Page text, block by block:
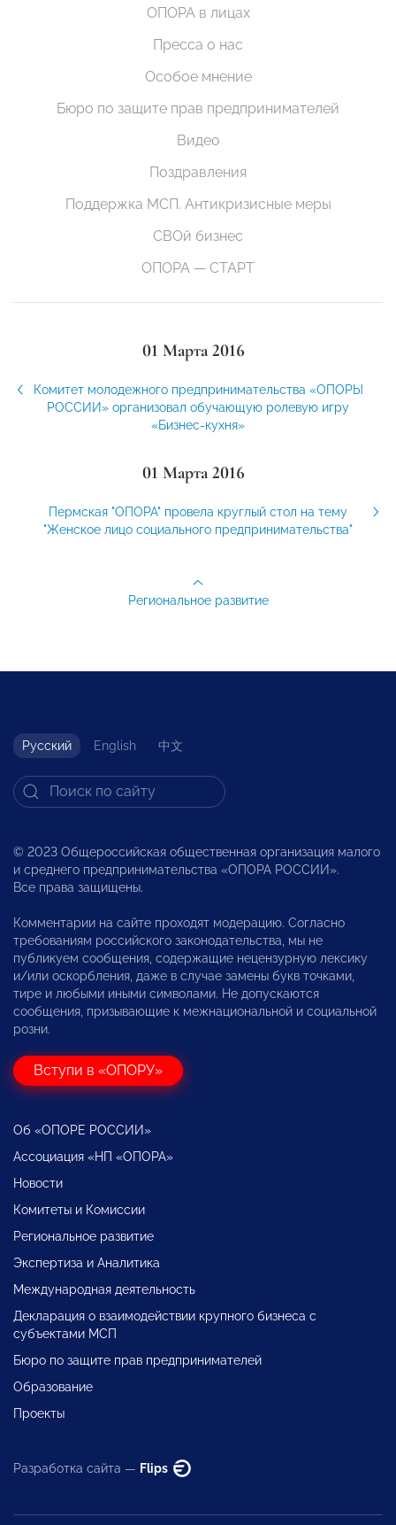
ОПОРА в лицах
Пресса о нас
Особое мнение
Бюро по защите прав предпринимателей
Видео
Поздравления
Поддержка МСП. Антикризисные меры
СВОй бизнес
ОПОРА — СТАРТ
01 Марта 2016
Комитет молодежного предпринимательства «ОПОРЫ
РОССИИ» организовал обучающую ролевую игру
«Бизнес-кухня»
01 Марта 2016
Пермская "ОПОРА" провела круглый стол на тему
"Женское лицо социального предпринимательства"
Региональное развитие
Русский English 中文
© 2023 Общероссийская общественная организация малого
и среднего предпринимательства «ОПОРА РОССИИ».
Все права защищены.
Комментарии на сайте проходят модерацию. Согласно
требованиям российского законодательства, мы не
публикуем сообщения, содержащие нецензурную лексику
и/или оскорбления, даже в случае замены букв точками,
тире и любыми иными символами. Не допускаются
сообщения, призывающие к межнациональной и социальной
розни.
Вступи в «ОПОРУ»
Об «ОПОРЕ РОССИИ»
Ассоциация «НП «ОПОРА»
Новости
Комитеты и Комиссии
Региональное развитие
Экспертиза и Аналитика
Международная деятельность
Декларация о взаимодействии крупного бизнеса с
субъектами МСП
Бюро по защите прав предпринимателей
Образование
Проекты
Разработка сайта — Flips